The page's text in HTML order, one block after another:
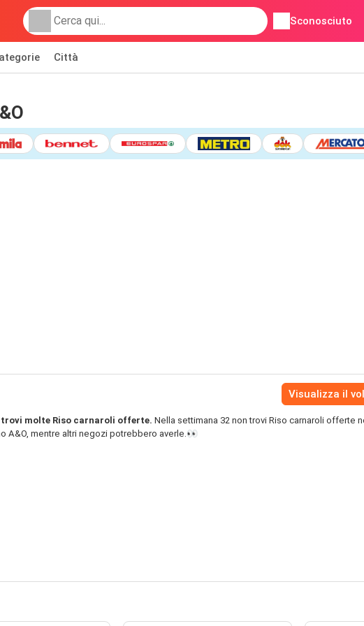
Sconosciuto
Città
Visualizza il
trovi molte Riso carnaroli offerte. Nella settimana 32 non trovi Riso carnaroli offerte
A&O, mentre altri negozi potrebbero averle.👀